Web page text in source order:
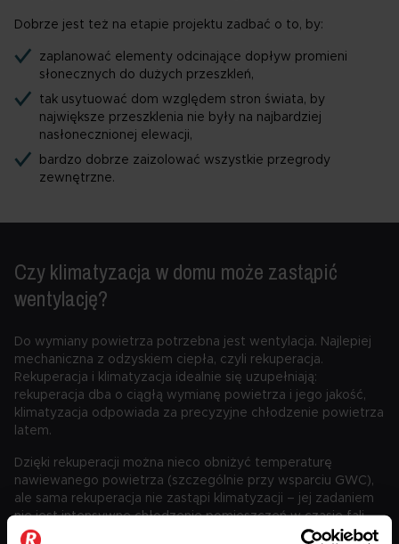
Dobrze jest też na etapie projektu zadbać o to, by:
zaplanować elementy odcinające dopływ promieni
słonecznych do dużych przeszkleń,
tak usytuować dom względem stron świata, by
największe przeszklenia nie były na najbardziej
nasłonecznionej elewacji,
bardzo dobrze zaizolować wszystkie przegrody
zewnętrzne.
Czy klimatyzacja w domu może zastąpić
wentylację?
Do wymiany powietrza potrzebna jest wentylacja. Najlepiej
mechaniczna z odzyskiem ciepła, czyli rekuperacja.
Rekuperacja i klimatyzacja idealnie się uzupełniają:
rekuperacja dba o ciągłą wymianę powietrza i jego jakość,
klimatyzacja odpowiada za precyzyjne chłodzenie powietrza
latem.
Dzięki rekuperacji można nieco obniżyć temperaturę
nawiewanego powietrza (szczególnie przy wsparciu GWC),
ale sama rekuperacja nie zastąpi klimatyzacji – jej zadaniem
nie jest intensywne chłodzenie pomieszczeń w czasie fali
upałów.